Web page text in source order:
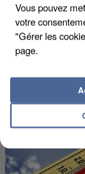
5 août 2026
Une enquête
découverte d’un
Vous pouvez
votre
"Gérer les
page.